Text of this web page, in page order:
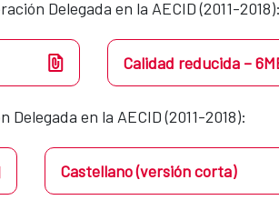
Delegada en la AECID (2011-2018):
Calidad reducida –
Delegada en la AECID (2011-2018):
Castellano (versión corta)